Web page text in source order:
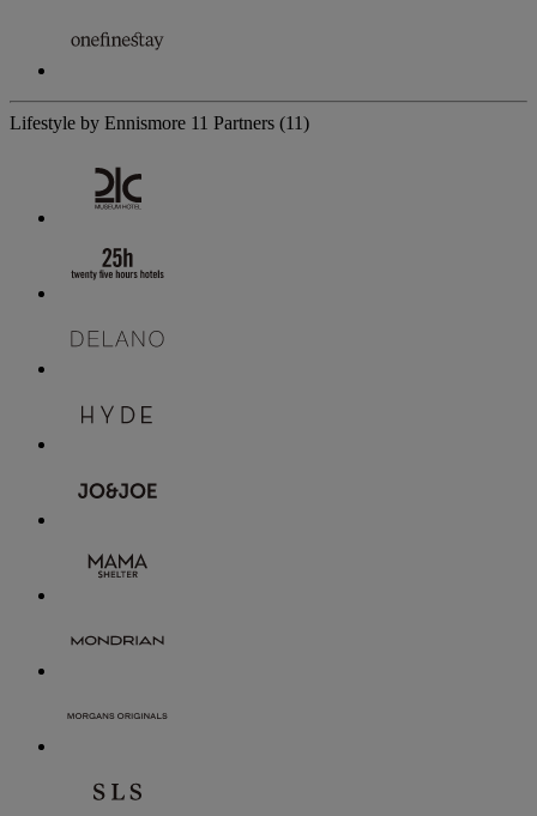
Lifestyle by Ennismore 11 Partners (11)